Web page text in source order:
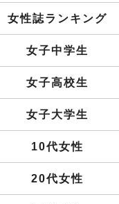
女性誌ランキング
女子中学生
女子高校生
女子大学生
10代女性
20代女性